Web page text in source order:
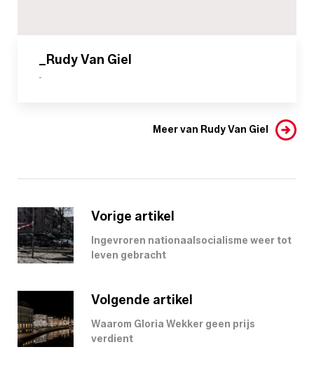
_Rudy Van Giel
-
Meer van Rudy Van Giel
Vorige artikel
Ingevroren nationaalsocialisme weer tot
leven gebracht
Volgende artikel
Waarom Gloria Wekker geen prijs
verdient